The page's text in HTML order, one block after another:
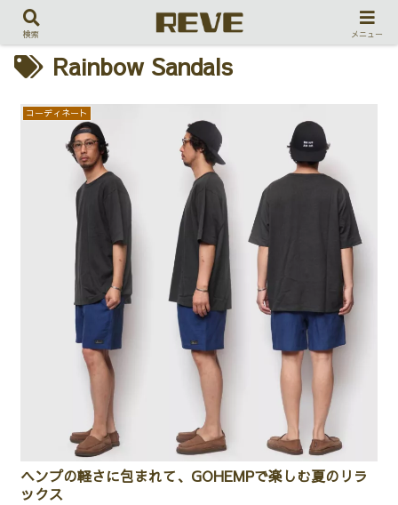
Rainbow Sandals
コーディネート
ヘンプの軽さに包まれて、GOHEMPで楽しむ夏のリラ
ックス
検索 メニュー